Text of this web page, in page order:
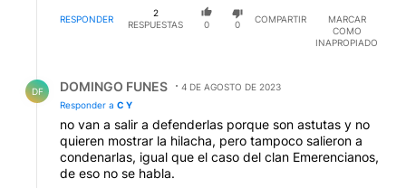
RESPONDER
2
RESPUESTAS
0 0
COMPARTIR
MARCAR
COMO
INAPROPIADO
DF DOMINGO FUNES
4 DE AGOSTO DE 2023
Responder a C Y
no van a salir a defenderlas porque son astutas y no
quieren mostrar la hilacha, pero tampoco salieron a
condenarlas, igual que el caso del clan Emerencianos,
de eso no se habla.